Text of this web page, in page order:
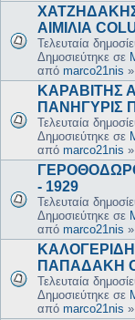
ΑΙΜΙΛΙΑ
Τελευταία
Δημοσιεύτηκε σε
από marco21nis »
ΚΑΡΑΒΙΤΗΣ
ΠΑΝΗΓΥΡΙΣ
Τελευταία
Δημοσιεύτηκε σε
από marco21nis »
- 1929
Τελευταία
Δημοσιεύτηκε σε
από marco21nis »
ΠΑΠΑΔΑΚΗ
Τελευταία
Δημοσιεύτηκε σε
από marco21nis »